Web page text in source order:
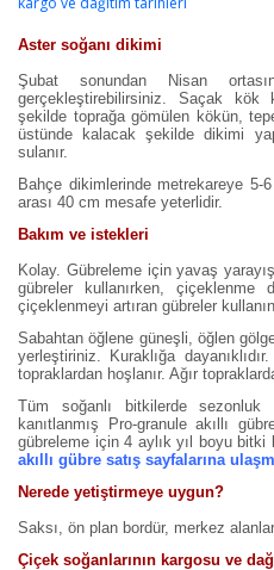
Aster soğanı dikimi
Şubat sonundan Nisan
gerçekleştirebilirsiniz. Saçak kök
şekilde toprağa gömülen kökün,
üstünde kalacak şekilde dikimi
sulanır.
Bahçe dikimlerinde metrekareye 5-
arası 40 cm mesafe yeterlidir.
Bakım ve istekleri
Kolay. Gübreleme için yavaş
gübreler kullanırken,
çiçeklenmeyi artıran gübreler
Sabahtan öğlene güneşli, öğlen
yerleştiriniz. Kuraklığa
topraklardan hoşlanır. Ağır
Tüm soğanlı bitkilerde
kanıtlanmış Pro-granule akıllı
gübreleme için 4 aylık yıl boyu
akıllı gübre satış sayfalarına
Nerede yetiştirmeye uygun?
Saksı, ön plan bordür, merkez
Çiçek soğanlarının kargosu ve